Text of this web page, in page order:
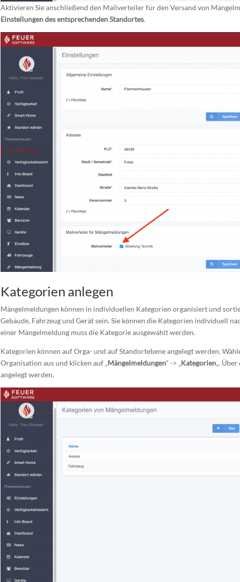
Aktivieren Sie anschließend den Mailverteiler für den Versand von
Einstellungen des entsprechenden Standortes.
Kategorien anlegen
Mängelmeldungen können in individuellen Kategorien organisiert und
Gebäude, Fahrzeug und Gerät sein. Sie können die Kategorien individuell
einer Mängelmeldung muss die Kategorie ausgewählt werden.
Kategorien können auf Orga- und auf Standortebene angelegt werden.
Organisation aus und klicken auf „Mängelmeldungen“ -> „Kategorien„.
angelegt werden.